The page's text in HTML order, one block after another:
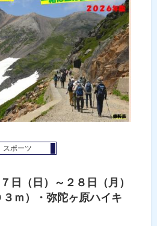
スポーツ
日（日）～２８日（月）
ｍ）・弥陀ヶ原ハイキ